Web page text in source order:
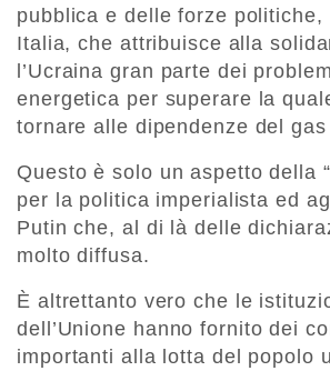
pubblica e delle forze politiche,
Italia, che attribuisce alla
l’Ucraina gran parte dei
energetica per superare la
tornare alle dipendenze del gas
Questo è solo un aspetto della
per la politica imperialista ed
Putin che, al di là delle
molto diffusa.
È altrettanto vero che le
dell’Unione hanno fornito dei
importanti alla lotta del popolo